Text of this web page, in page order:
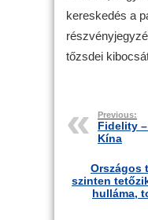
kereskedés a
tőzsdei
Previous:
Fidelity
Kína
Országos
szinten
hulláma,